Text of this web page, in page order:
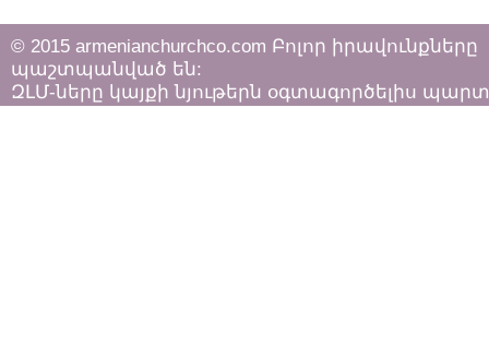
© 2015 armenianchurchco.com Բոլոր իրավունքները
պաշտպանված են:
ԶԼՄ-ները կայքի նյութերն օգտագործելիս